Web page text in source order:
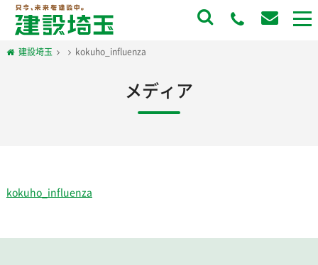
建設埼玉 kokuho_influenza
メディア
kokuho_influenza